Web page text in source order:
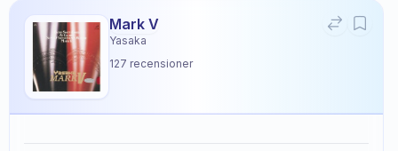
Mark V
Yasaka
127 recensioner